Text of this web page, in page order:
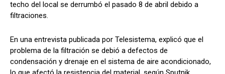
techo del local se derrumbó el pasado 8 de abril debido a
filtraciones.
En una entrevista publicada por Telesistema, explicó que el
problema de la filtración se debió a defectos de
condensación y drenaje en el sistema de aire acondicionado,